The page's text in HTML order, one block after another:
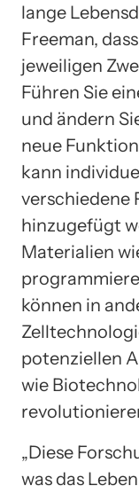
lange
Freeman,
jeweiligen
Führen Sie
und ändern
neue
kann
verschiedene
hinzugefügt
Materialien
können in
potenziellen
wie
„Diese
was das